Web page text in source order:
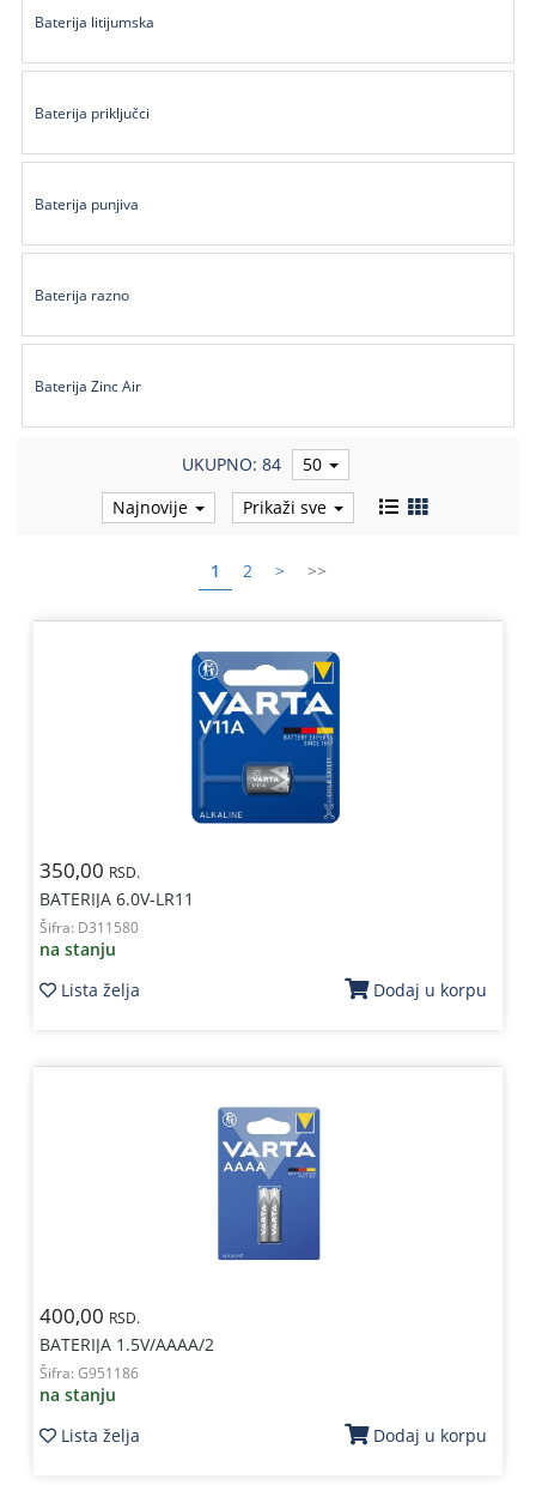
tehnika
Poslovna
program
Baterija litijumska
Baterija priključci
Baterija punjiva
Baterija razno
Baterija Zinc Air
UKUPNO: 84
50
Najnovije
Prikaži sve
1 2 > >>
350,00 RSD.
BATERIJA 6.0V-LR11
Šifra: D311580
na stanju
Lista želja
Dodaj u korpu
400,00 RSD.
BATERIJA 1.5V/AAAA/2
Šifra: G951186
na stanju
Lista želja
Dodaj u korpu